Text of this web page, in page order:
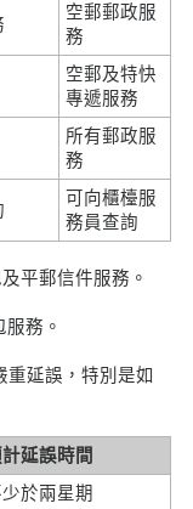
空郵郵政服
務
空郵及特快
專遞服務
所有郵政服
務
可向櫃檯服
務員查詢
平郵信件服務。
務。
延誤，特別是如
延誤時間
於兩星期